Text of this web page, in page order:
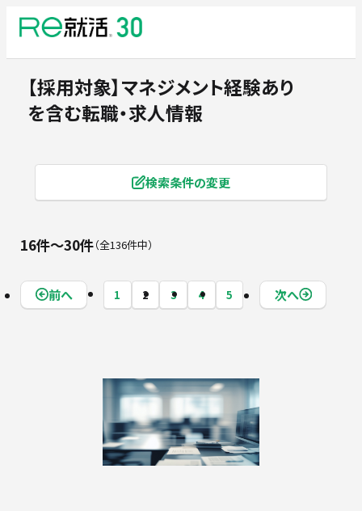
【採用対象】マネジメント経験あり
を含む転職・求人情報
検索条件の変更
前へ 1 2 3 4 5 次へ
16件〜30件 全136件中